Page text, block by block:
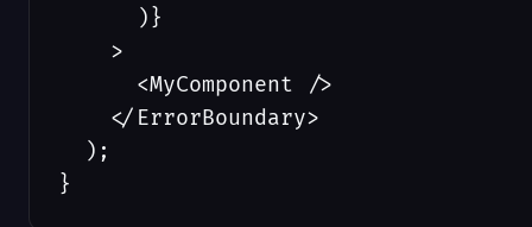
      )}
    >
      <MyComponent />
    </ErrorBoundary>
  );
}